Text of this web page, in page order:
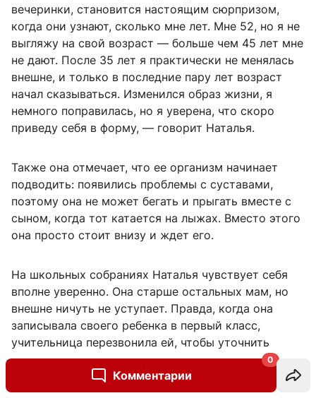
Комментарии
0
вечеринки, становится настоящим сюрпризом,
когда они узнают, сколько мне лет. Мне 52, но я не
выгляжу на свой возраст — больше чем 45 лет мне
не дают. После 35 лет я практически не менялась
внешне, и только в последние пару лет возраст
начал сказываться. Изменился образ жизни, я
немного поправилась, но я уверена, что скоро
приведу себя в форму, — говорит Наталья.
Также она отмечает, что ее организм начинает
подводить: появились проблемы с суставами,
поэтому она не может бегать и прыгать вместе с
сыном, когда тот катается на лыжах. Вместо этого
она просто стоит внизу и ждет его.
На школьных собраниях Наталья чувствует себя
вполне уверенно. Она старше остальных мам, но
внешне ничуть не уступает. Правда, когда она
записывала своего ребенка в первый класс,
учительница перезвонила ей, чтобы уточнить
возраст. Она подумала, что это ошибка, ведь
Наталье 52 года. Наталья шутит, что у нее есть
преимущество — она председатель родительского